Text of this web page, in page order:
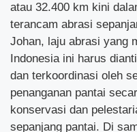
atau 32.400 km kini
terancam abrasi
Johan, laju abrasi yang
Indonesia ini harus
dan terkoordinasi oleh
penanganan pantai
konservasi dan
sepanjang pantai. Di